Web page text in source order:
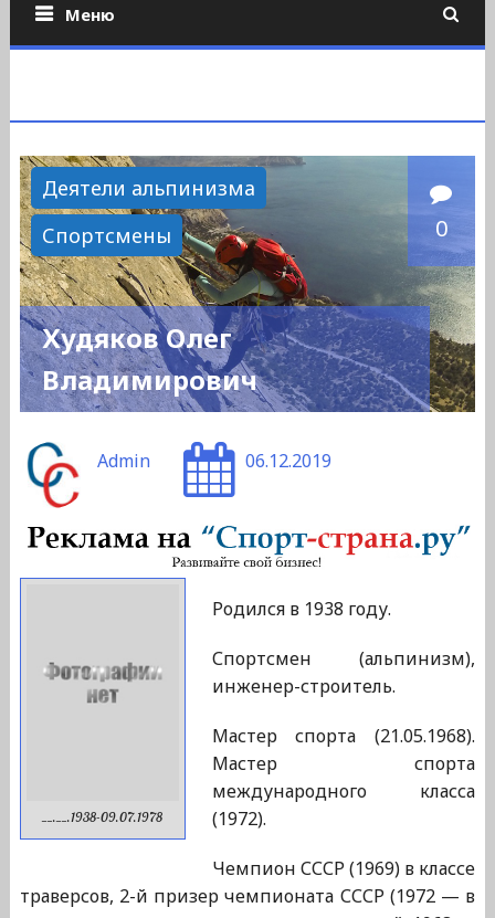
Меню
Деятели альпинизма
Спортсмены
0
Худяков Олег
Владимирович
Admin 06.12.2019
__.__.1938-09.07.1978
Родился в 1938 году.
Спортсмен (альпинизм),
инженер-строитель.
Мастер спорта (21.05.1968).
Мастер спорта
международного класса
(1972).
Чемпион СССР (1969) в классе
траверсов, 2-й призер чемпионата СССР (1972 — в